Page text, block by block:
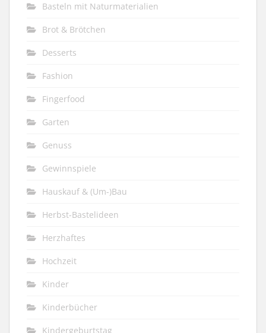
Basteln mit Naturmaterialien
Brot & Brötchen
Desserts
Fashion
Fingerfood
Garten
Genuss
Gewinnspiele
Hauskauf & (Um-)Bau
Herbst-Bastelideen
Herzhaftes
Hochzeit
Kinder
Kinderbücher
Kindergeburtstag